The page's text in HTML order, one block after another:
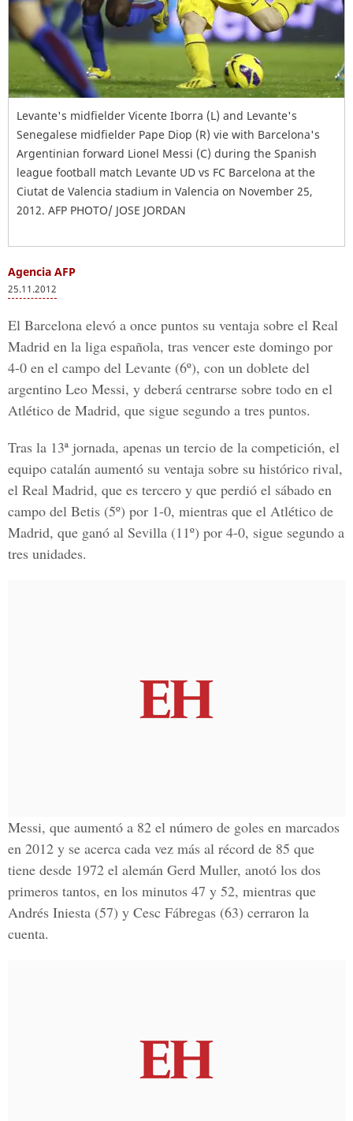
Levante's midfielder Vicente Iborra (L) and Levante's
Senegalese midfielder Pape Diop (R) vie with Barcelona's
Argentinian forward Lionel Messi (C) during the Spanish
league football match Levante UD vs FC Barcelona at the
Ciutat de Valencia stadium in Valencia on November 25,
2012. AFP PHOTO/ JOSE JORDAN
Agencia AFP
25.11.2012
El Barcelona elevó a once puntos su ventaja sobre el Real
Madrid en la liga española, tras vencer este domingo por
4-0 en el campo del Levante (6º), con un doblete del
argentino Leo Messi, y deberá centrarse sobre todo en el
Atlético de Madrid, que sigue segundo a tres puntos.
Tras la 13ª jornada, apenas un tercio de la competición, el
equipo catalán aumentó su ventaja sobre su histórico rival,
el Real Madrid, que es tercero y que perdió el sábado en
campo del Betis (5º) por 1-0, mientras que el Atlético de
Madrid, que ganó al Sevilla (11º) por 4-0, sigue segundo a
tres unidades.
Messi, que aumentó a 82 el número de goles en marcados
en 2012 y se acerca cada vez más al récord de 85 que
tiene desde 1972 el alemán Gerd Muller, anotó los dos
primeros tantos, en los minutos 47 y 52, mientras que
Andrés Iniesta (57) y Cesc Fábregas (63) cerraron la
cuenta.